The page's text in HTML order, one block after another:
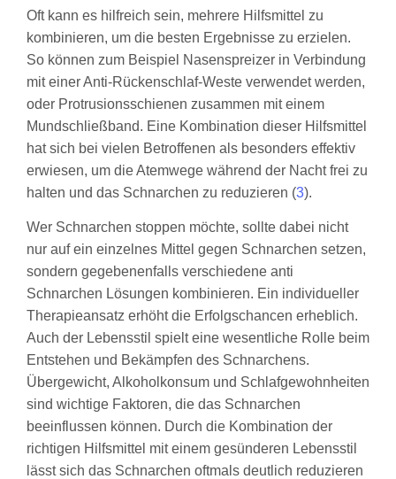
Oft kann es hilfreich sein, mehrere Hilfsmittel zu
kombinieren, um die besten Ergebnisse zu erzielen.
So können zum Beispiel Nasenspreizer in Verbindung
mit einer Anti-Rückenschlaf-Weste verwendet werden,
oder Protrusionsschienen zusammen mit einem
Mundschließband. Eine Kombination dieser Hilfsmittel
hat sich bei vielen Betroffenen als besonders effektiv
erwiesen, um die Atemwege während der Nacht frei zu
halten und das Schnarchen zu reduzieren (3).
Wer Schnarchen stoppen möchte, sollte dabei nicht
nur auf ein einzelnes Mittel gegen Schnarchen setzen,
sondern gegebenenfalls verschiedene anti
Schnarchen Lösungen kombinieren. Ein individueller
Therapieansatz erhöht die Erfolgschancen erheblich.
Auch der Lebensstil spielt eine wesentliche Rolle beim
Entstehen und Bekämpfen des Schnarchens.
Übergewicht, Alkoholkonsum und Schlafgewohnheiten
sind wichtige Faktoren, die das Schnarchen
beeinflussen können. Durch die Kombination der
richtigen Hilfsmittel mit einem gesünderen Lebensstil
lässt sich das Schnarchen oftmals deutlich reduzieren